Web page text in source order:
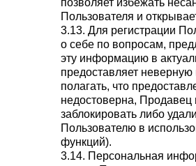
позволяет избежать
Пользователя и
3.13. Для регистрации
о себе по вопросам,
эту информацию в
предоставляет
полагать, что
недостоверна,
заблокировать либо
Пользователю в
функций).
3.14. Персональная